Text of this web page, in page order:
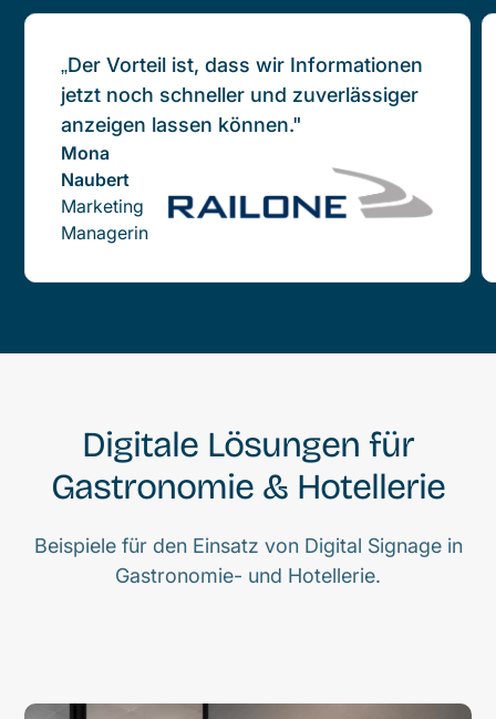
„Der Vorteil ist, dass wir Informationen
jetzt noch schneller und zuverlässiger
anzeigen lassen können."
Mona
Naubert
Marketing
Managerin
Digitale Lösungen für
Gastronomie & Hotellerie
Beispiele für den Einsatz von Digital Signage in
Gastronomie- und Hotellerie.